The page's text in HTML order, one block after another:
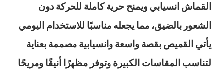
القماش انسيابي ويمنح حرية كاملة للحركة دون
الشعور بالضيق، مما يجعله مناسبًا للاستخدام اليومي
يأتي القميص بقصة واسعة وانسيابية مصممة بعناية
لتناسب المقاسات الكبيرة وتوفر مظهرًا أنيقًا ومريحًا